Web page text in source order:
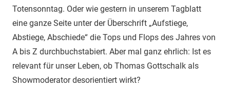
Totensonntag. Oder wie gestern in unserem Tagblatt
eine ganze Seite unter der Überschrift „Aufstiege,
Abstiege, Abschiede“ die Tops und Flops des Jahres von
A bis Z durchbuchstabiert. Aber mal ganz ehrlich: Ist es
relevant für unser Leben, ob Thomas Gottschalk als
Showmoderator desorientiert wirkt?